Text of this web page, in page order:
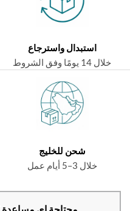
استبدال واسترجاع
شحن للخليج
محتاجة اي مساعدة ؟